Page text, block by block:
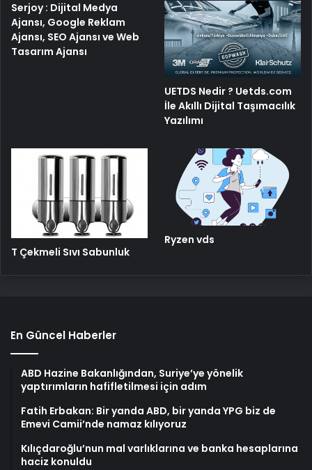
Serjoy : Dijital Medya
Ajansı, Google Reklam
Ajansı, SEO Ajansı ve Web
Tasarım Ajansı
UETDS Nedir ? Uetds.com
İle Akıllı Dijital Taşımacılık
Yazılımı
T Çekmeli Sıvı Sabunluk
Ryzen vds
En Güncel Haberler
ABD Hazine Bakanlığından, Suriye’ye yönelik
yaptırımların hafifletilmesi için adım
Fatih Erbakan: Bir yanda ABD, bir yanda YPG biz de
Emevi Camii’nde namaz kılıyoruz
Kılıçdaroğlu’nun mal varlıklarına ve banka hesaplarına
haciz konuldu